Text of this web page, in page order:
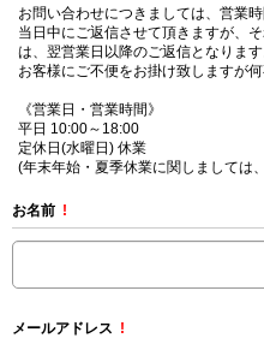
お問い合わせにつきましては、営業
当日中にご返信させて頂きますが、
は、翌営業日以降のご返信となります
お客様にご不便をお掛け致しますが
《営業日・営業時間》
平日 10:00～18:00
定休日(水曜日) 休業
(年末年始・夏季休業に関しましては
お名前 !
メールアドレス !